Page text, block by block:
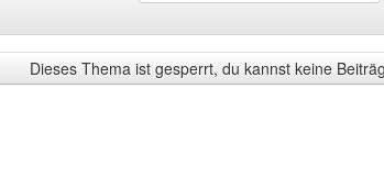
Dieses Thema ist gesperrt, du kannst keine